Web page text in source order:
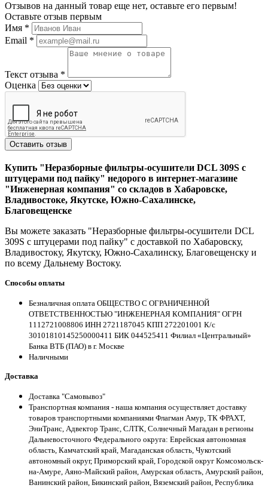
Отзывов на данный товар еще нет, оставьте его первым!
Оставьте отзыв первым
Имя *
Email *
Текст отзыва *
Оценка
Оставить отзыв
Купить "Неразборные фильтры-осушители DCL 309S с
штуцерами под пайку" недорого в интернет-магазине
"Инженерная компания" со складов в Хабаровске,
Владивостоке, Якутске, Южно-Сахалинске,
Благовещенске
Вы можете заказать "Неразборные фильтры-осушители DCL
309S с штуцерами под пайку" с доставкой по Хабаровску,
Владивостоку, Якутску, Южно-Сахалинску, Благовещенску и
по всему Дальнему Востоку.
Способы оплаты
Безналичная оплата ОБЩЕСТВО С ОГРАНИЧЕННОЙ
ОТВЕТСТВЕННОСТЬЮ "ИНЖЕНЕРНАЯ КОМПАНИЯ" ОГРН
1112721008806 ИНН 2721187045 КПП 272201001 К/с
30101810145250000411 БИК 044525411 Филиал «Центральный»
Банка ВТБ (ПАО) в г. Москве
Наличными
Доставка
Доставка "Самовывоз"
Транспортная компания - наша компания осуществляет доставку
товаров транспортными компаниями Флагман Амур, ТК ФРАХТ,
ЭниТранс, Адвектор Транс, СЛТК, Солнечный Магадан в регионы
Дальневосточного Федерального округа: Еврейская автономная
область, Камчатский край, Магаданская область, Чукотский
автономный округ, Приморский край, Городской округ Комсомольск-
на-Амуре, Аяно-Майский район, Амурская область, Амурский район,
Ванинский район, Бикинский район, Вяземский район, Республика